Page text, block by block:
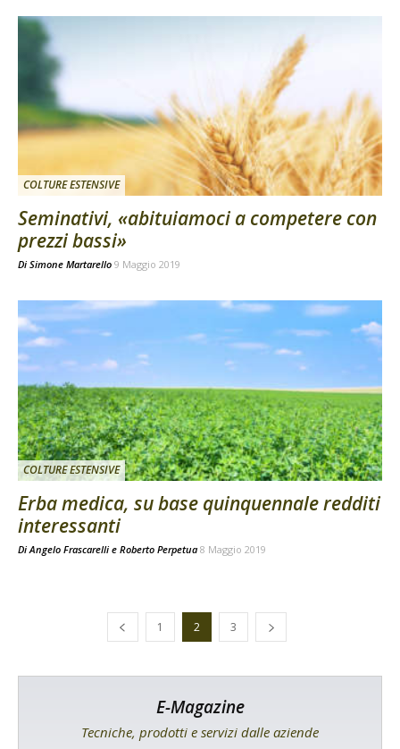
COLTURE ESTENSIVE
Seminativi, «abituiamoci a competere con
prezzi bassi»
Di Simone Martarello 9 Maggio 2019
COLTURE ESTENSIVE
Erba medica, su base quinquennale redditi
interessanti
Di Angelo Frascarelli e Roberto Perpetua 8 Maggio 2019
1 2 3
E-Magazine
Tecniche, prodotti e servizi dalle aziende